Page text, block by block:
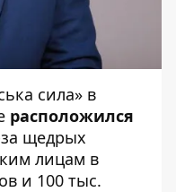
сила» в
расположился
щедрых
лицам в
и 100 тыс.